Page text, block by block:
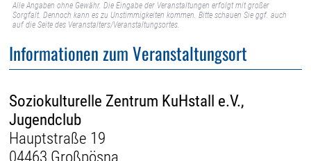
Alle Angaben ohne Gewähr. Die Eingabe der Veranstaltungen erfolgt mit großer
Sorgfalt. Dennoch kann es zu Unstimmigkeiten kommen. Bitte schauen Sie ggf. auch
auf die Seite des Veranstalters/Veranstaltungsortes.
Informationen zum Veranstaltungsort
Soziokulturelle Zentrum KuHstall e.V.,
Jugendclub
Hauptstraße 19
04463 Großpösna